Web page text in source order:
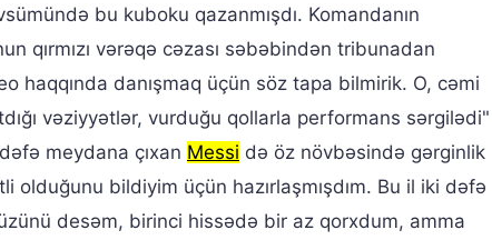
bu kuboku qazanmışdı. Komandanın
qırmızı vərəqə cəzası səbəbindən tribunadan
haqqında danışmaq üçün söz tapa bilmirik. O, cəmi
vəziyyətlər, vurduğu qollarla performans sərgilədi"
meydana çıxan Messi də öz növbəsində gərginlik
olduğunu bildiyim üçün hazırlaşmışdım. Bu il iki dəfə
desəm, birinci hissədə bir az qorxdum, amma